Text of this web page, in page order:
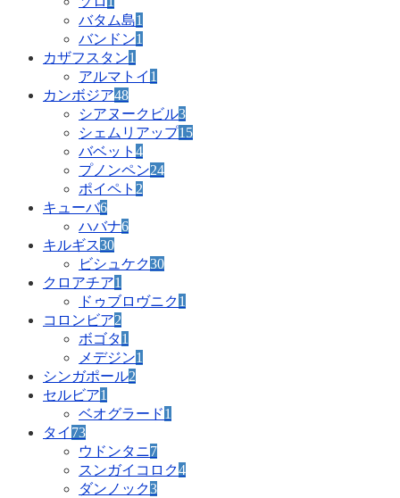
バタム島1
バンドン1
カザフスタン1
アルマトイ 1
カンボジア48
シアヌークビル3
シェムリアップ15
バベット 4
プノンペン24
ポイペト 2
キューバ6
ハバナ6
キルギス30
ビシュケク30
クロアチア1
ドゥブロヴニク1
コロンビア2
ボゴタ1
メデジン1
シンガポール2
セルビア1
ベオグラード1
タイ 73
ウドンタニ7
スンガイコロク4
ダンノック3